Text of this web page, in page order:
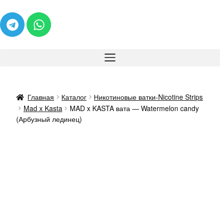
Главная Каталог
Никотиновые ватки-Nicotine Strips
Mad x Kasta
MAD x KASTA вата — Watermelon candy
(Арбузный лединец)